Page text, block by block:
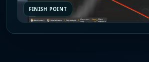
FINISH POINT